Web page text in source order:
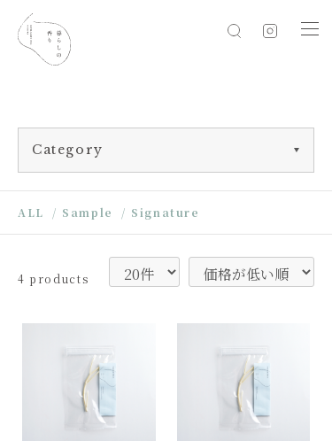
Category
ALL / Sample / Signature
4 products